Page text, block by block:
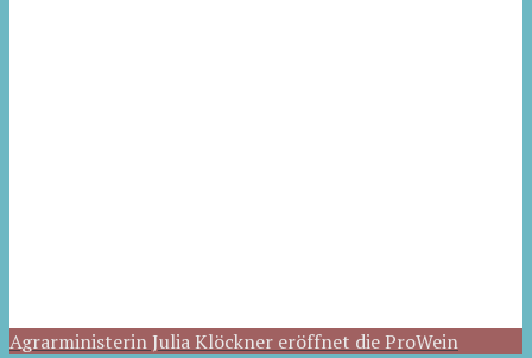
Agrarministerin Julia Klöckner eröffnet die ProWein